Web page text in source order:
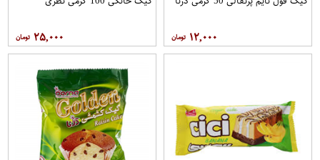
۱۲,۰۰۰ ۲۵,۰۰۰